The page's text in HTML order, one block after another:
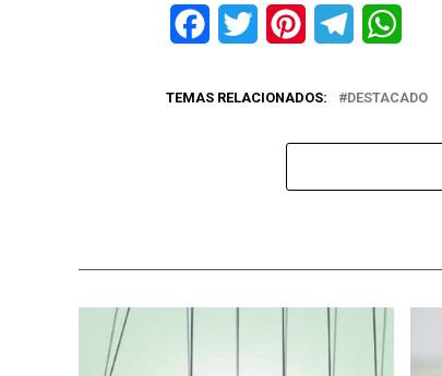
FacebookTwitter PinterestTelegram
TEMAS RELACIONADOS: DESTACADO